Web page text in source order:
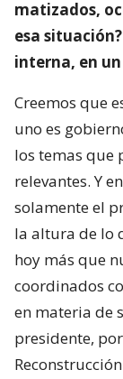
matizados,
esa
interna, en
Creemos que
uno es
los temas que
relevantes. Y
solamente el
la altura de lo
hoy más que
coordinados
en materia de
presidente,